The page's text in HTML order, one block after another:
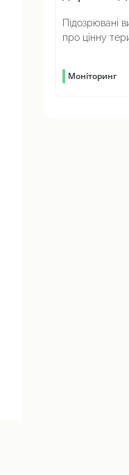
Підозрювані
про цінну
Моніторинг